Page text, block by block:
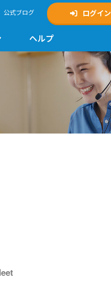
公式ブログ ログイン
ヘルプ